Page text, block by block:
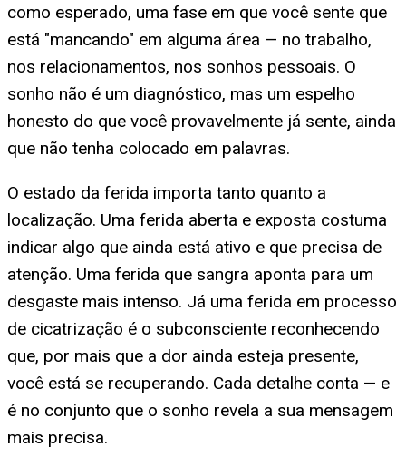
como esperado, uma fase em que você sente que
está "mancando" em alguma área — no trabalho,
nos relacionamentos, nos sonhos pessoais. O
sonho não é um diagnóstico, mas um espelho
honesto do que você provavelmente já sente, ainda
que não tenha colocado em palavras.
O estado da ferida importa tanto quanto a
localização. Uma ferida aberta e exposta costuma
indicar algo que ainda está ativo e que precisa de
atenção. Uma ferida que sangra aponta para um
desgaste mais intenso. Já uma ferida em processo
de cicatrização é o subconsciente reconhecendo
que, por mais que a dor ainda esteja presente,
você está se recuperando. Cada detalhe conta — e
é no conjunto que o sonho revela a sua mensagem
mais precisa.